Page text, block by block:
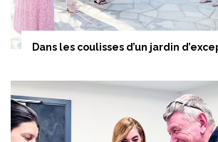
Dans les coulisses d’un jardin